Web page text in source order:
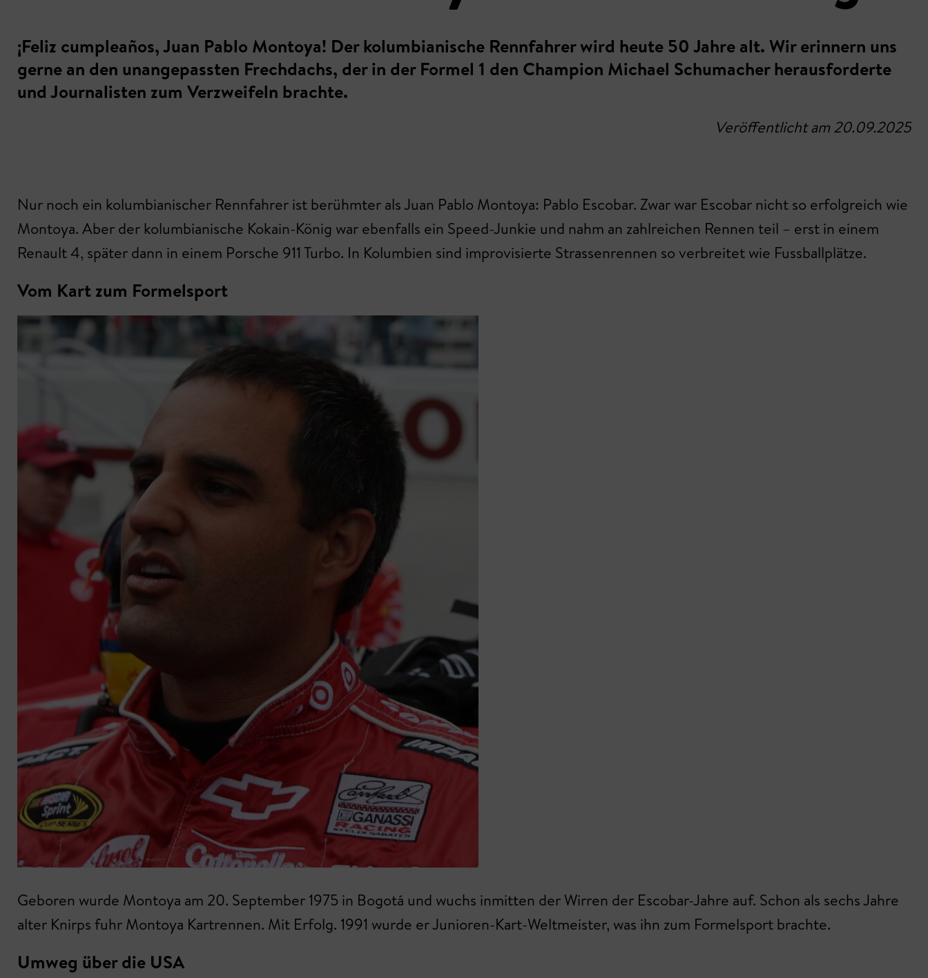
¡Feliz cumpleaños, Juan Pablo Montoya! Der kolumbianische Rennfahrer wird heute 50 Jahre alt. Wir erinnern uns
gerne an den unangepassten Frechdachs, der in der Formel 1 den Champion Michael Schumacher herausforderte
und Journalisten zum Verzweifeln brachte.
Veröffentlicht am 20.09.2025
Nur noch ein kolumbianischer Rennfahrer ist berühmter als Juan Pablo Montoya: Pablo Escobar. Zwar war Escobar nicht so erfolgreich wie
Montoya. Aber der kolumbianische Kokain-König war ebenfalls ein Speed-Junkie und nahm an zahlreichen Rennen teil – erst in einem
Renault 4, später dann in einem Porsche 911 Turbo. In Kolumbien sind improvisierte Strassenrennen so verbreitet wie Fussballplätze.
Vom Kart zum Formelsport
Geboren wurde Montoya am 20. September 1975 in Bogotá und wuchs inmitten der Wirren der Escobar-Jahre auf. Schon als sechs Jahre
alter Knirps fuhr Montoya Kartrennen. Mit Erfolg. 1991 wurde er Junioren-Kart-Weltmeister, was ihn zum Formelsport brachte.
Umweg über die USA